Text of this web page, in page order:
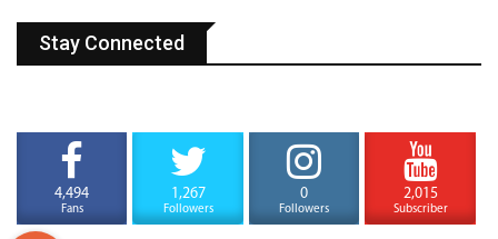
Stay Connected
4,494
Fans
1,267
Followers
0
Followers
2,015
Subscriber